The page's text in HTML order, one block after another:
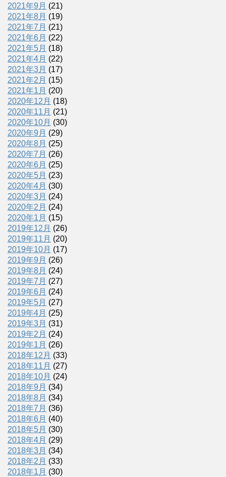
2021年9月 (21)
2021年8月 (19)
2021年7月 (21)
2021年6月 (22)
2021年5月 (18)
2021年4月 (22)
2021年3月 (17)
2021年2月 (15)
2021年1月 (20)
2020年12月 (18)
2020年11月 (21)
2020年10月 (30)
2020年9月 (29)
2020年8月 (25)
2020年7月 (26)
2020年6月 (25)
2020年5月 (23)
2020年4月 (30)
2020年3月 (24)
2020年2月 (24)
2020年1月 (15)
2019年12月 (26)
2019年11月 (20)
2019年10月 (17)
2019年9月 (26)
2019年8月 (24)
2019年7月 (27)
2019年6月 (24)
2019年5月 (27)
2019年4月 (25)
2019年3月 (31)
2019年2月 (24)
2019年1月 (26)
2018年12月 (33)
2018年11月 (27)
2018年10月 (24)
2018年9月 (34)
2018年8月 (34)
2018年7月 (36)
2018年6月 (40)
2018年5月 (30)
2018年4月 (29)
2018年3月 (34)
2018年2月 (33)
2018年1月 (30)